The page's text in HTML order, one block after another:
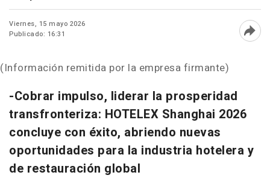
Viernes, 15 mayo 2026
Publicado: 16:31
(Información remitida por la empresa firmante)
-Cobrar impulso, liderar la prosperidad
transfronteriza: HOTELEX Shanghai 2026
concluye con éxito, abriendo nuevas
oportunidades para la industria hotelera y
de restauración global